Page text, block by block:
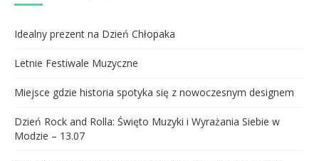
Idealny prezent na Dzień Chłopaka
Letnie Festiwale Muzyczne
Miejsce gdzie historia spotyka się z nowoczesnym designem
Dzień Rock and Rolla: Święto Muzyki i Wyrażania Siebie w
Modzie – 13.07